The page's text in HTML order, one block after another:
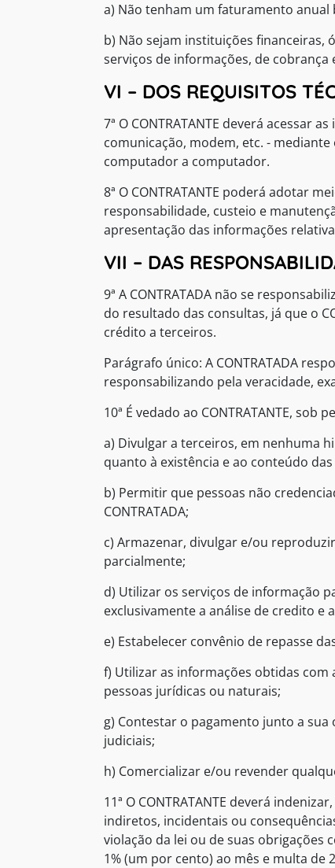
a) Não tenham um faturamento anual
b) Não sejam instituições financeiras,
serviços de informações, de cobrança
VI – DOS REQUISITOS
7ª O CONTRATANTE deverá acessar
comunicação, modem, etc. -
computador a computador.
8ª O CONTRATANTE poderá adotar
responsabilidade, custeio e
apresentação das informações
VII – DAS
9ª A CONTRATADA não se
do resultado das consultas, já que o
crédito a terceiros.
Parágrafo único: A CONTRATADA
responsabilizando pela veracidade,
10ª É vedado ao CONTRATANTE,
a) Divulgar a terceiros, em nenhuma
quanto à existência e ao conteúdo
b) Permitir que pessoas não
CONTRATADA;
c) Armazenar, divulgar e/ou
parcialmente;
d) Utilizar os serviços de informação
exclusivamente a análise de credito e
e) Estabelecer convênio de repasse
f) Utilizar as informações obtidas
pessoas jurídicas ou naturais;
g) Contestar o pagamento junto a
judiciais;
h) Comercializar e/ou revender
11ª O CONTRATANTE deverá
indiretos, incidentais ou
violação da lei ou de suas obrigações
1% (um por cento) ao mês e multa de